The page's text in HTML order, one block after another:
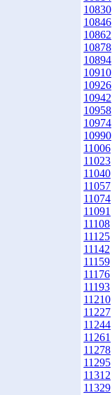
10830
10846
10862
10878
10894
10910
10926
10942
10958
10974
10990
11006
11023
11040
11057
11074
11091
11108
11125
11142
11159
11176
11193
11210
11227
11244
11261
11278
11295
11312
11329